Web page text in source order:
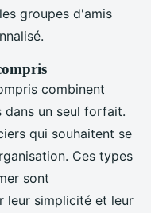
groupes d'amis
combinent
dans un seul forfait.
qui souhaitent se
Ces types
sont
leur simplicité et leur